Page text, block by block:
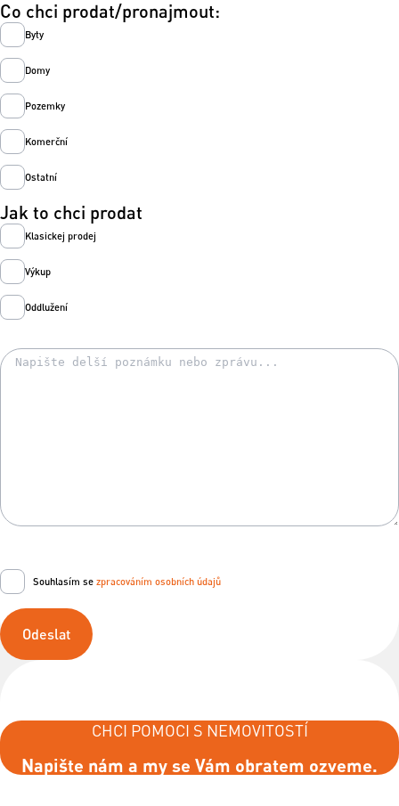
Co chci prodat/pronajmout:
Byty
Domy
Pozemky
Komerční
Ostatní
Jak to chci prodat
Klasickej prodej
Výkup
Oddlužení
Souhlasím se zpracováním osobních údajů
Odeslat
CHCI POMOCI S NEMOVITOSTÍ
Napište nám a my se Vám obratem ozveme.